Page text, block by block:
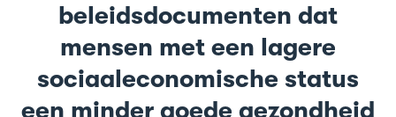
beleidsdocumenten dat
mensen met een lagere
sociaaleconomische status
een minder goede gezondheid